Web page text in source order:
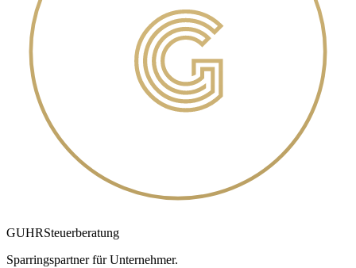
GUHRSteuerberatung
Sparringspartner für Unternehmer.